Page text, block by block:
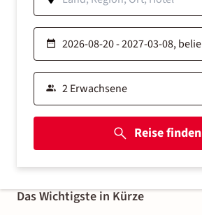
Reise finden
Das Wichtigste in Kürze